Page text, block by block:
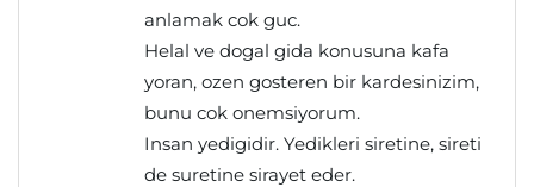
anlamak cok guc.
Helal ve dogal gida konusuna kafa
yoran, ozen gosteren bir kardesinizim,
bunu cok onemsiyorum.
Insan yedigidir. Yedikleri siretine, sireti
de suretine sirayet eder.